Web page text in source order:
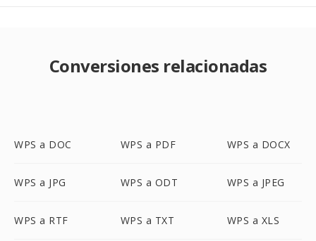
Conversiones relacionadas
WPS a DOC WPS a PDF WPS a DOCX
WPS a JPG WPS a ODT WPS a JPEG
WPS a RTF WPS a TXT WPS a XLS